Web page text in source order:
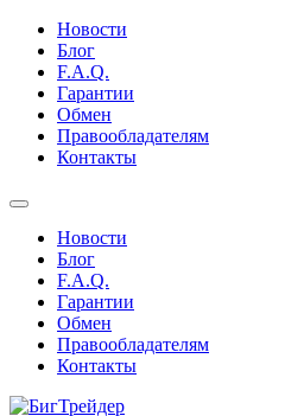
Новости
Блог
F.A.Q.
Гарантии
Обмен
Правообладателям
Контакты
Новости
Блог
F.A.Q.
Гарантии
Обмен
Правообладателям
Контакты